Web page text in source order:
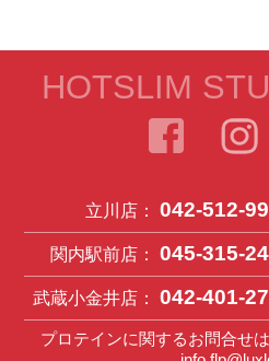
HOTSLIM
立川店： 042-512-
関内駅前店： 045-315-
武蔵小金井店： 042-401-
プロテインに関するお問合せ